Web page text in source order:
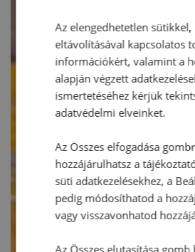
Az elengedhetetlen
eltávolításával kapcsolatos
információkért, valamint a
alapján végzett
ismertetéséhez kérjük
adatvédelmi elveinket.
Az Összes elfogadása
hozzájárulhatsz a
süti adatkezelésekhez, a
pedig módosíthatod a
vagy visszavonhatod
Az Összes elutasítása gomb